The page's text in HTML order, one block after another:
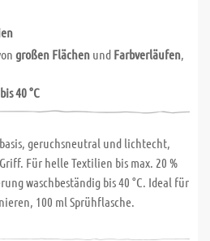
großen Flächen und Farbverläufen,
bis 40 °C
geruchsneutral und lichtecht,
Für helle Textilien bis max. 20 %
waschbeständig bis 40 °C. Ideal für
100 ml Sprühflasche.